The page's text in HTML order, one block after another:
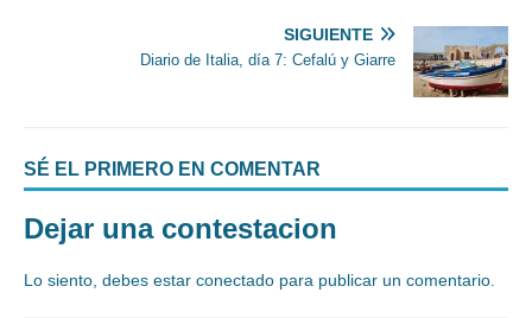
SIGUIENTE
Diario de Italia, día 7: Cefalú y Giarre
SÉ EL PRIMERO EN COMENTAR
Dejar una contestacion
Lo siento, debes estar conectado para publicar un comentario.